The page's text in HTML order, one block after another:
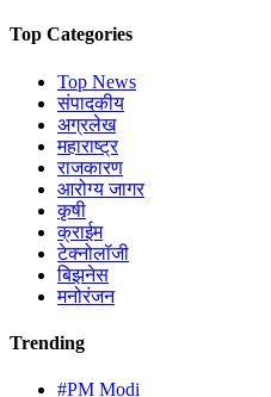
Top Categories
Top News
संपादकीय
अग्रलेख
महाराष्ट्र
राजकारण
आरोग्य जागर
कृषी
क्राईम
टेक्नोलॉजी
बिझनेस
मनोरंजन
Trending
#PM Modi